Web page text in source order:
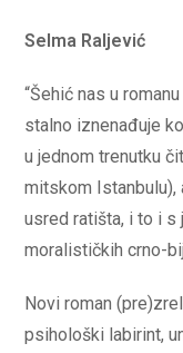
Selma Raljević
“Šehić nas u romanu
stalno iznenađuje
u jednom trenutku
mitskom Istanbulu),
usred ratišta, i to i s
moralističkih crno-
Novi roman
psihološki labirint,